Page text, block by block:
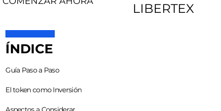
LIBERTEX
ÍNDICE
Guía Paso a Paso
El token como Inversión